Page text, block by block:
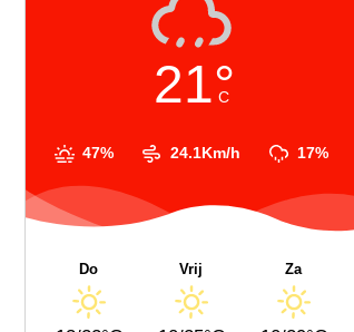
21°
C
47% 24.1Km/h 17%
Do Vrij Za